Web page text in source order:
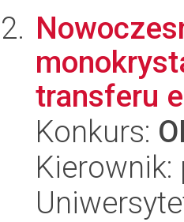
transferu
Konkurs:
Kierownik: